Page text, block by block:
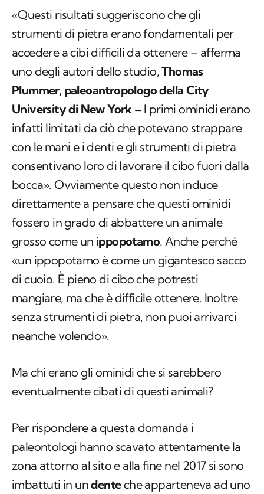
«Questi risultati suggeriscono che gli
strumenti di pietra erano fondamentali per
accedere a cibi difficili da ottenere – afferma
uno degli autori dello studio,Thomas
Plummer, paleoantropologo della City
University di New York –I primi ominidi erano
infatti limitati da ciò che potevano strappare
con le mani e i denti e gli strumenti di pietra
consentivano loro di lavorare il cibo fuori dalla
bocca». Ovviamente questo non induce
direttamente a pensare che questi ominidi
fossero in grado di abbattere un animale
grosso come un ippopotamo. Anche perché
«un ippopotamo è come un gigantesco sacco
di cuoio. È pieno di cibo che potresti
mangiare, ma che è difficile ottenere. Inoltre
senza strumenti di pietra, non puoi arrivarci
neanche volendo».
Ma chi erano gli ominidi che si sarebbero
eventualmente cibati di questi animali?
Per rispondere a questa domanda i
paleontologi hanno scavato attentamente la
zona attorno al sito e alla fine nel 2017 si sono
imbattuti in undenteche apparteneva ad uno